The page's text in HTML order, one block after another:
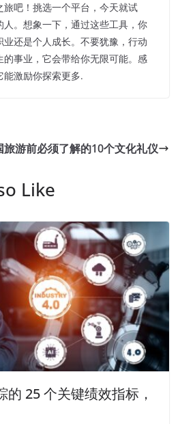
吧！挑选一个平台，今天就试
。想象一下，通过这些工具，你
还是个人成长。不要犹豫，行动
事业，它会带给你无限可能。感
激励你探索更多.
旅游前必须了解的10个文化礼仪
Like
的 25 个关键绩效指标，